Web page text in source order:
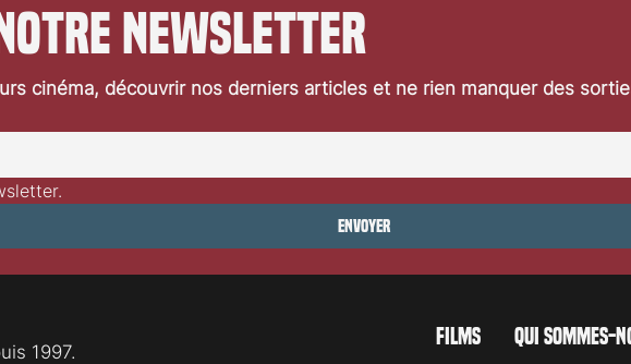
notre newsletter
cinéma, découvrir nos derniers articles et ne rien manquer des
Envoyer
1997.
FILMS QUI SOMMES-